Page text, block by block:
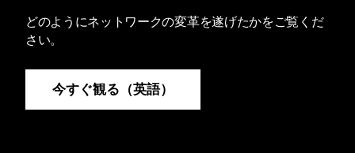
どのようにネットワークの変革を遂げたかをご覧くだ
さい。
今すぐ観る（英語）